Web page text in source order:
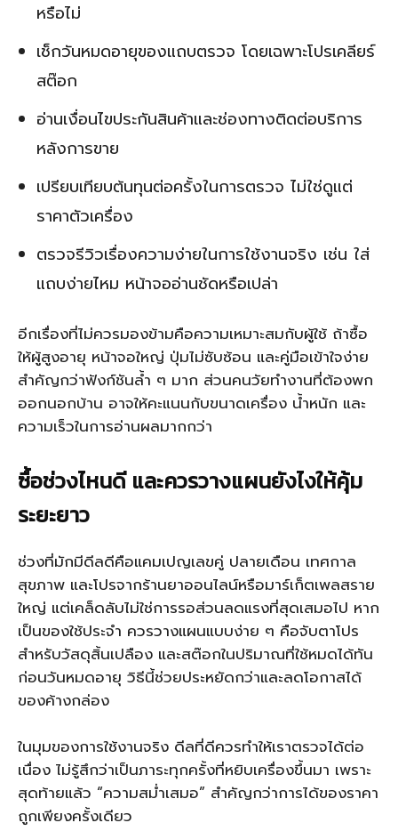
หรือไม่
เช็กวันหมดอายุของแถบตรวจ โดยเฉพาะโปรเคลียร์
สต๊อก
อ่านเงื่อนไขประกันสินค้าและช่องทางติดต่อบริการ
หลังการขาย
เปรียบเทียบต้นทุนต่อครั้งในการตรวจ ไม่ใช่ดูแต่
ราคาตัวเครื่อง
ตรวจรีวิวเรื่องความง่ายในการใช้งานจริง เช่น ใส่
แถบง่ายไหม หน้าจออ่านชัดหรือเปล่า
อีกเรื่องที่ไม่ควรมองข้ามคือความเหมาะสมกับผู้ใช้ ถ้าซื้อ
ให้ผู้สูงอายุ หน้าจอใหญ่ ปุ่มไม่ซับซ้อน และคู่มือเข้าใจง่าย
สำคัญกว่าฟังก์ชันล้ำ ๆ มาก ส่วนคนวัยทำงานที่ต้องพก
ออกนอกบ้าน อาจให้คะแนนกับขนาดเครื่อง น้ำหนัก และ
ความเร็วในการอ่านผลมากกว่า
ซื้อช่วงไหนดี และควรวางแผนยังไงให้คุ้ม
ระยะยาว
ช่วงที่มักมีดีลดีคือแคมเปญเลขคู่ ปลายเดือน เทศกาล
สุขภาพ และโปรจากร้านยาออนไลน์หรือมาร์เก็ตเพลสราย
ใหญ่ แต่เคล็ดลับไม่ใช่การรอส่วนลดแรงที่สุดเสมอไป หาก
เป็นของใช้ประจำ ควรวางแผนแบบง่าย ๆ คือจับตาโปร
สำหรับวัสดุสิ้นเปลือง และสต๊อกในปริมาณที่ใช้หมดได้ทัน
ก่อนวันหมดอายุ วิธีนี้ช่วยประหยัดกว่าและลดโอกาสได้
ของค้างกล่อง
ในมุมของการใช้งานจริง ดีลที่ดีควรทำให้เราตรวจได้ต่อ
เนื่อง ไม่รู้สึกว่าเป็นภาระทุกครั้งที่หยิบเครื่องขึ้นมา เพราะ
สุดท้ายแล้ว “ความสม่ำเสมอ” สำคัญกว่าการได้ของราคา
ถูกเพียงครั้งเดียว